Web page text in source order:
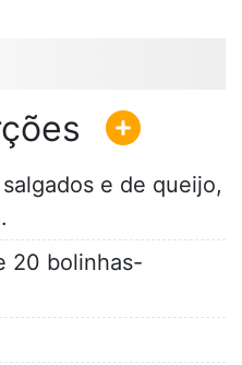
e de queijo,
20 bolinhas-